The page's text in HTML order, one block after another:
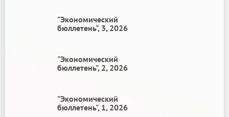
"Экономический
бюллетень", 3, 2026
"Экономический
бюллетень", 2, 2026
"Экономический
бюллетень", 1, 2026